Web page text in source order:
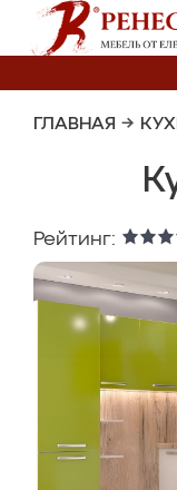
ГЛАВНАЯ →
Рейтинг: